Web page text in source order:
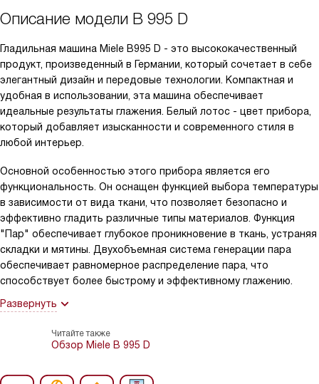
Описание модели B 995 D
Гладильная машина Miele B995 D - это высококачественный
продукт, произведенный в Германии, который сочетает в себе
элегантный дизайн и передовые технологии. Компактная и
удобная в использовании, эта машина обеспечивает
идеальные результаты глажения. Белый лотос - цвет прибора,
который добавляет изысканности и современного стиля в
любой интерьер.
Основной особенностью этого прибора является его
функциональность. Он оснащен функцией выбора температуры
в зависимости от вида ткани, что позволяет безопасно и
эффективно гладить различные типы материалов. Функция
"Пар" обеспечивает глубокое проникновение в ткань, устраняя
складки и мятины. Двухобъемная система генерации пара
обеспечивает равномерное распределение пара, что
способствует более быстрому и эффективному глажению.
Развернуть
Читайте также
Обзор Miele B 995 D